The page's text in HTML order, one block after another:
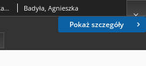
Pokaż szczegóły
Obraz szkoły i edukacji w skeczach kabaretowych Badyła, Agnieszka